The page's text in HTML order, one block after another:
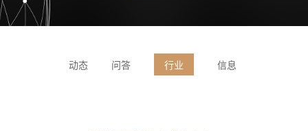
动态 问答 行业 信息